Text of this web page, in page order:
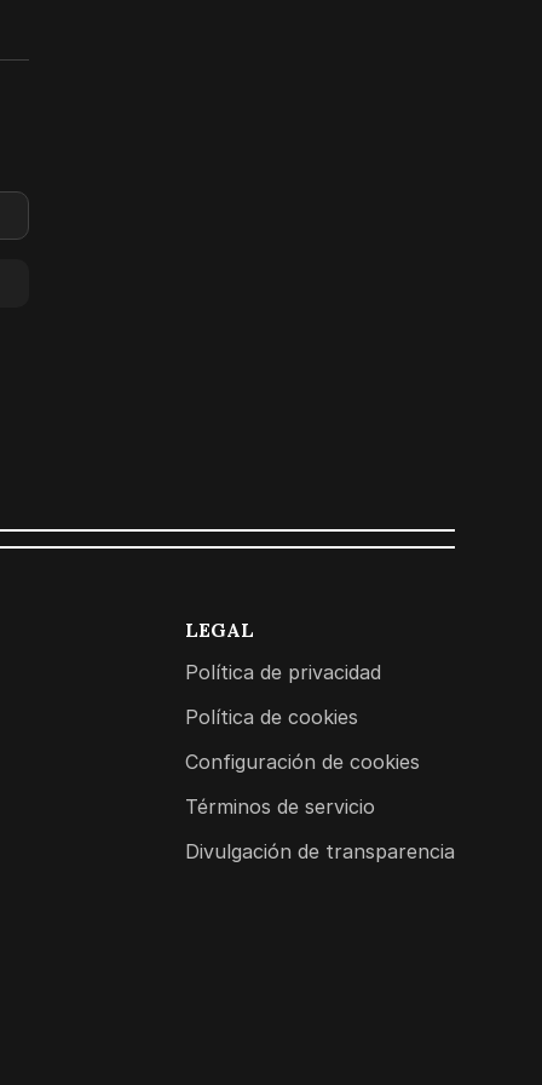
LEGAL
Política de privacidad
Política de cookies
Configuración de cookies
Términos de servicio
Divulgación de transparencia